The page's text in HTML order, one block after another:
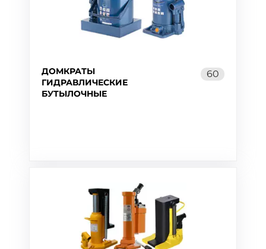
ДОМКРАТЫ
ГИДРАВЛИЧЕСКИЕ
БУТЫЛОЧНЫЕ
60